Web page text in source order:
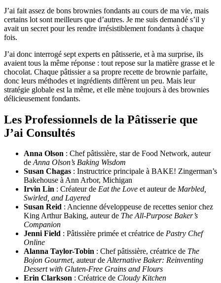
J’ai fait assez de bons brownies fondants au cours de ma vie, mais
certains lot sont meilleurs que d’autres. Je me suis demandé s’il y
avait un secret pour les rendre irrésistiblement fondants à chaque
fois.
J’ai donc interrogé sept experts en pâtisserie, et à ma surprise, ils
avaient tous la même réponse : tout repose sur la matière grasse et le
chocolat. Chaque pâtissier a sa propre recette de brownie parfaite,
donc leurs méthodes et ingrédients diffèrent un peu. Mais leur
stratégie globale est la même, et elle mène toujours à des brownies
délicieusement fondants.
Les Professionnels de la Pâtisserie que
J’ai Consultés
Anna Olson : Chef pâtissière, star de Food Network, auteur
deAnna Olson’s Baking Wisdom
Susan Chagas : Instructrice principale à BAKE! Zingerman’s
Bakehouse à Ann Arbor, Michigan
Irvin Lin : Créateur de Eat the Love et auteur de Marbled,
Swirled, and Layered
Susan Reid : Ancienne développeuse de recettes senior chez
King Arthur Baking, auteur de The All-Purpose Baker’s
Companion
Jenni Field : Pâtissière primée et créatrice de Pastry Chef
Online
Alanna Taylor-Tobin : Chef pâtissière, créatrice de The
Bojon Gourmet, auteur deAlternative Baker: Reinventing
Dessert with Gluten-Free Grains and Flours
Erin Clarkson : Créatrice de Cloudy Kitchen